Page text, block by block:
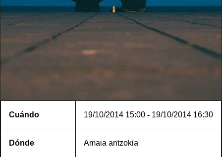
Cuándo 19/10/2014 15:00 - 19/10/2014 16:30
Dónde Amaia antzokia